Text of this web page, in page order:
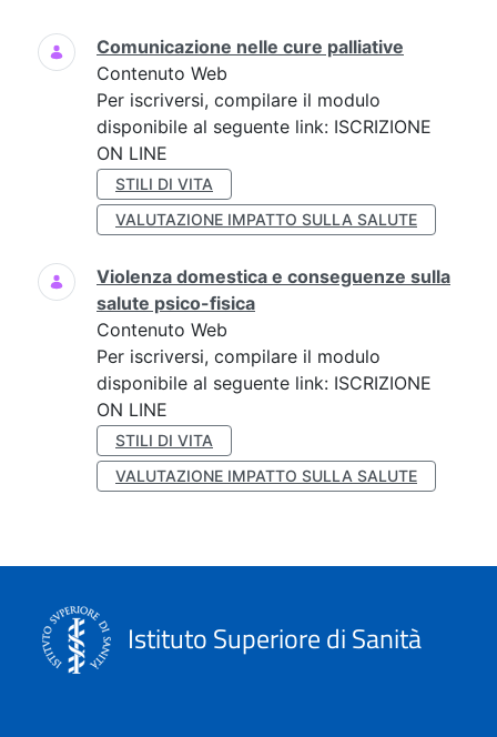
Ricerca
Comunicazione nelle cure palliative
Contenuto Web
Per iscriversi, compilare il modulo
disponibile al seguente link: ISCRIZIONE
ON LINE
STILI DI VITA
VALUTAZIONE IMPATTO SULLA SALUTE
Violenza domestica e conseguenze sulla
salute psico-fisica
Contenuto Web
Per iscriversi, compilare il modulo
disponibile al seguente link: ISCRIZIONE
ON LINE
STILI DI VITA
VALUTAZIONE IMPATTO SULLA SALUTE
Istituto Superiore di Sanità